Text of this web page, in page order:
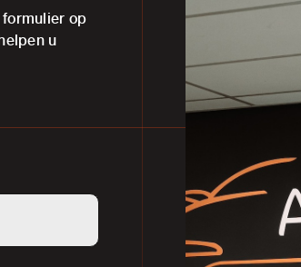
op
u